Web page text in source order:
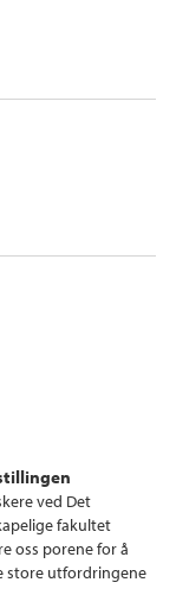
ved Det
fakultet
oss porene for å
store utfordringene